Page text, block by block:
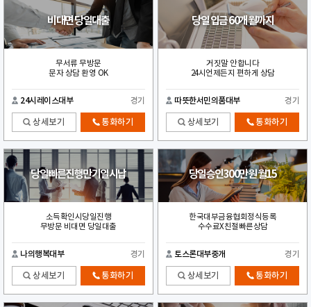
비대면 당일대출
무서류 무방문
문자 상담 환영 OK
24시레이스대부 경기
상세보기 통화하기
당일 입금 60개월까지
거짓말 안합니다
24시언제든지 편하게 상담
따뜻한서민의품대부 경기
상세보기 통화하기
당일빠른진행만기일시납
소득확인시당일진행
무방문 비대면 당일대출
나의행복대부 경기
상세보기 통화하기
당일승인300만원 월15
한국대부금융협회정식등록
수수료X친절빠른상담
토스론대부중개 경기
상세보기 통화하기